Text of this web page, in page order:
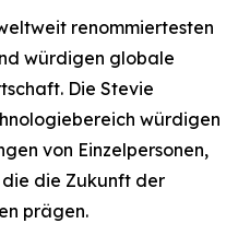
renommiertesten
würdigen globale
Die Stevie
würdigen
von Einzelpersonen,
die die Zukunft der
prägen.